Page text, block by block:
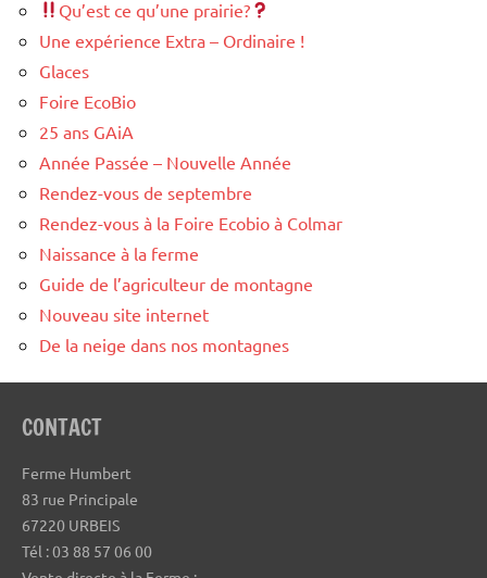
Qu’est ce qu’une prairie?
Une expérience Extra – Ordinaire !
Glaces
Foire EcoBio
25 ans GAiA
Année Passée – Nouvelle Année
Rendez-vous de septembre
Rendez-vous à la Foire Ecobio à Colmar
Naissance à la ferme
Guide de l’agriculteur de montagne
Nouveau site internet
De la neige dans nos montagnes
CONTACT
Ferme Humbert
83 rue Principale
67220 URBEIS
Tél : 03 88 57 06 00